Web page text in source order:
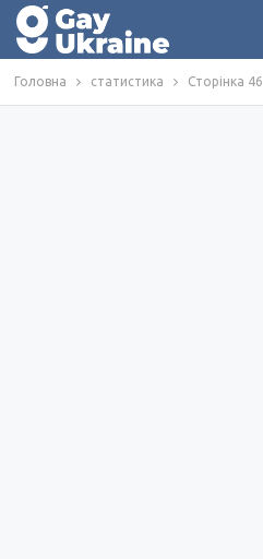
Головна статистика Сторінка 46